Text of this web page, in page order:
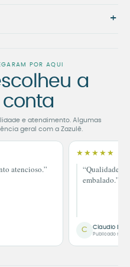
+
POR AQUI
a
conta
e atendimento. Algumas
geral com a Zazulê.
atencioso.”
★★★★★
“Qualidade
embalado.”
C Claudio
Publicado no